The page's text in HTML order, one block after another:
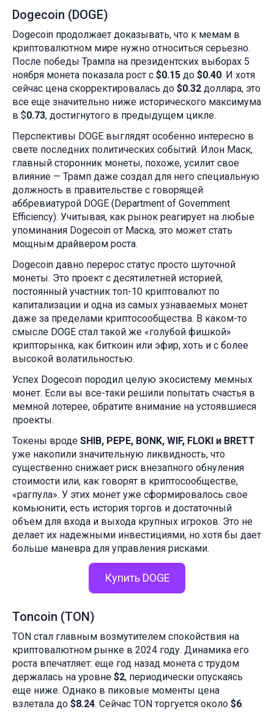
Dogecoin (DOGE)
Dogecoin продолжает доказывать, что к мемам в
криптовалютном мире нужно относиться серьезно.
После победы Трампа на президентских выборах 5
ноября монета показала рост с $0.15 до $0.40. И хотя
сейчас цена скорректировалась до $0.32 доллара, это
все еще значительно ниже исторического максимума
в $0.73, достигнутого в предыдущем цикле.
Перспективы DOGE выглядят особенно интересно в
свете последних политических событий. Илон Маск,
главный сторонник монеты, похоже, усилит свое
влияние — Трамп даже создал для него специальную
должность в правительстве с говорящей
аббревиатурой DOGE (Department of Government
Efficiency). Учитывая, как рынок реагирует на любые
упоминания Dogecoin от Маска, это может стать
мощным драйвером роста.
Dogecoin давно перерос статус просто шуточной
монеты. Это проект с десятилетней историей,
постоянный участник топ-10 криптовалют по
капитализации и одна из самых узнаваемых монет
даже за пределами криптосообщества. В каком-то
смысле DOGE стал такой же «голубой фишкой»
крипторынка, как биткоин или эфир, хоть и с более
высокой волатильностью.
Успех Dogecoin породил целую экосистему мемных
монет. Если вы все-таки решили попытать счастья в
мемной лотерее, обратите внимание на устоявшиеся
проекты.
Токены вроде SHIB, PEPE, BONK, WIF, FLOKI и BRETT
уже накопили значительную ликвидность, что
существенно снижает риск внезапного обнуления
стоимости или, как говорят в криптосообществе,
«рагпула». У этих монет уже сформировалось свое
комьюнити, есть история торгов и достаточный
объем для входа и выхода крупных игроков. Это не
делает их надежными инвестициями, но хотя бы дает
больше маневра для управления рисками.
Купить DOGE
Toncoin (TON)
TON стал главным возмутителем спокойствия на
криптовалютном рынке в 2024 году. Динамика его
роста впечатляет: еще год назад монета с трудом
держалась на уровне $2, периодически опускаясь
еще ниже. Однако в пиковые моменты цена
взлетала до $8.24. Сейчас TON торгуется около $6.